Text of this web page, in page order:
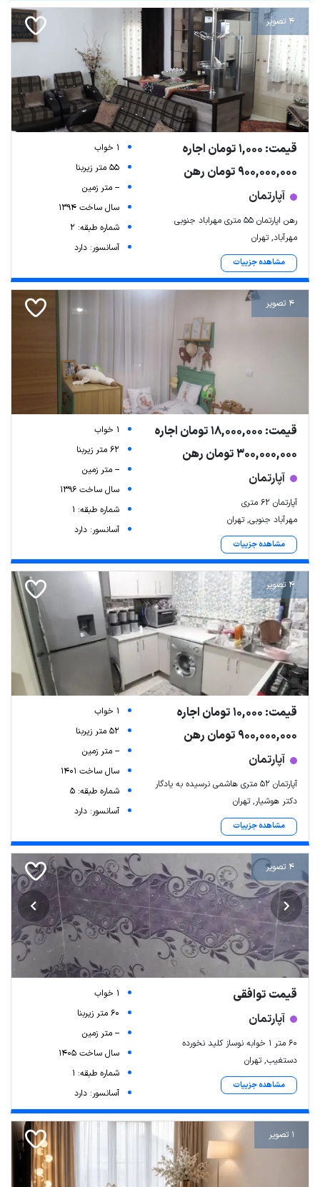
4 تصویر
قیمت: 1,000 تومان اجاره
900,000,000 تومان رهن
آپارتمان
رهن اپارتمان 55 متری مهراباد جنوبی
مهرآباد, تهران
مشاهده جزییات
1 خواب
55 متر زیربنا
-- متر زمین
سال ساخت 1394
شماره طبقه: 2
آسانسور: دارد
4 تصویر
قیمت: 18,000,000 تومان اجاره
300,000,000 تومان رهن
آپارتمان
آپارتمان ۶۲ متری
مهرآباد جنوبی, تهران
مشاهده جزییات
1 خواب
62 متر زیربنا
-- متر زمین
سال ساخت 1396
شماره طبقه: 1
آسانسور: دارد
4 تصویر
قیمت: 10,000 تومان اجاره
900,000,000 تومان رهن
آپارتمان
آپارتمان ۵۲ متری هاشمی نرسیده به یادگار
دکتر هوشیار, تهران
مشاهده جزییات
1 خواب
52 متر زیربنا
-- متر زمین
سال ساخت 1401
شماره طبقه: 5
آسانسور: دارد
4 تصویر
قیمت توافقی
آپارتمان
۶۰ متر ۱ خوابه نوساز کلید نخورده
دستغیب, تهران
مشاهده جزییات
1 خواب
60 متر زیربنا
-- متر زمین
سال ساخت 1405
شماره طبقه: 1
آسانسور: دارد
1 تصویر